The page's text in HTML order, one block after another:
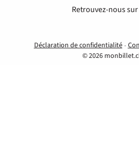
Déclaration de confidentialité
© 2026
Retrouvez-nous sur